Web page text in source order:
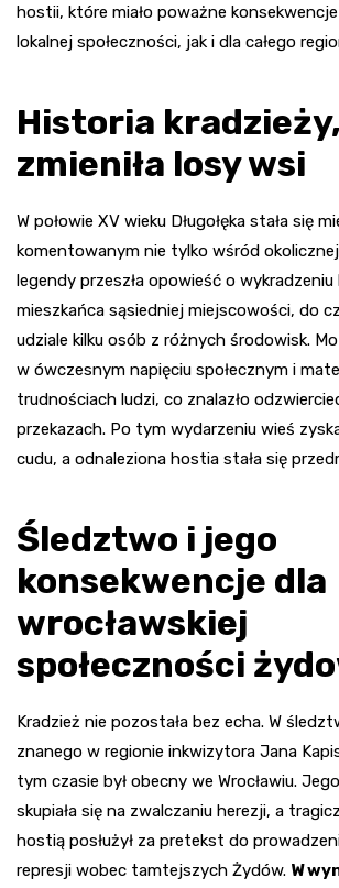
hostii, które miało poważne
lokalnej społeczności, jak i dla całego
Historia
zmieniła losy wsi
W połowie XV wieku Długołęka stała się
komentowanym nie tylko wśród
legendy przeszła opowieść o
mieszkańca sąsiedniej miejscowości, do
udziale kilku osób z różnych środowisk.
w ówczesnym napięciu społecznym i
trudnościach ludzi, co znalazło
przekazach. Po tym wydarzeniu wieś
cudu, a odnaleziona hostia stała się
Śledztwo i jego
konsekwencje dla
wrocławskiej
społeczności
Kradzież nie pozostała bez echa. W
znanego w regionie inkwizytora Jana
tym czasie był obecny we Wrocławiu.
skupiała się na zwalczaniu herezji, a
hostią posłużył za pretekst do
represji wobec tamtejszych Żydów. W